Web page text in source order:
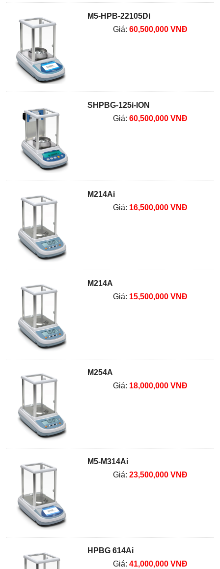
M5-HPB-22105Di
Giá:60,500,000 VNĐ
SHPBG-125i-ION
Giá:60,500,000 VNĐ
M214Ai
Giá: 16,500,000 VNĐ
M214A
Giá: 15,500,000 VNĐ
M254A
Giá: 18,000,000 VNĐ
M5-M314Ai
Giá:23,500,000 VNĐ
HPBG 614Ai
Giá:41,000,000 VNĐ